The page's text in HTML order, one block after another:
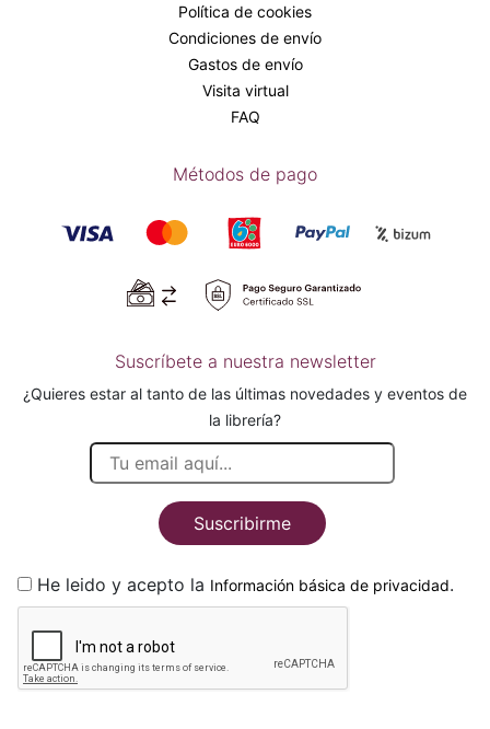
Política de cookies
Condiciones de envío
Gastos de envío
Visita virtual
FAQ
Métodos de pago
Suscríbete a nuestra newsletter
¿Quieres estar al tanto de las últimas novedades y eventos de
la librería?
Suscribirme
He leido y acepto la Información básica de privacidad.